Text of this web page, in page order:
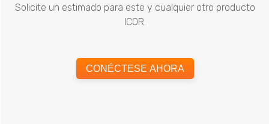
Solicite un estimado para este y cualquier otro producto
ICOR.
CONÉCTESE AHORA